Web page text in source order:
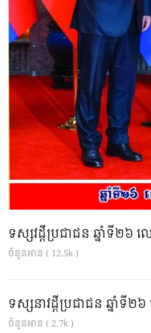
ទស្សវដ្តីប្រជាជន ឆ្នាំទី២៦
ចំនួនអាន ( 12.5k )
ទស្សនាវដ្ដីប្រជាជន ឆ្នាំទី
ចំនួនអាន ( 2.7k )